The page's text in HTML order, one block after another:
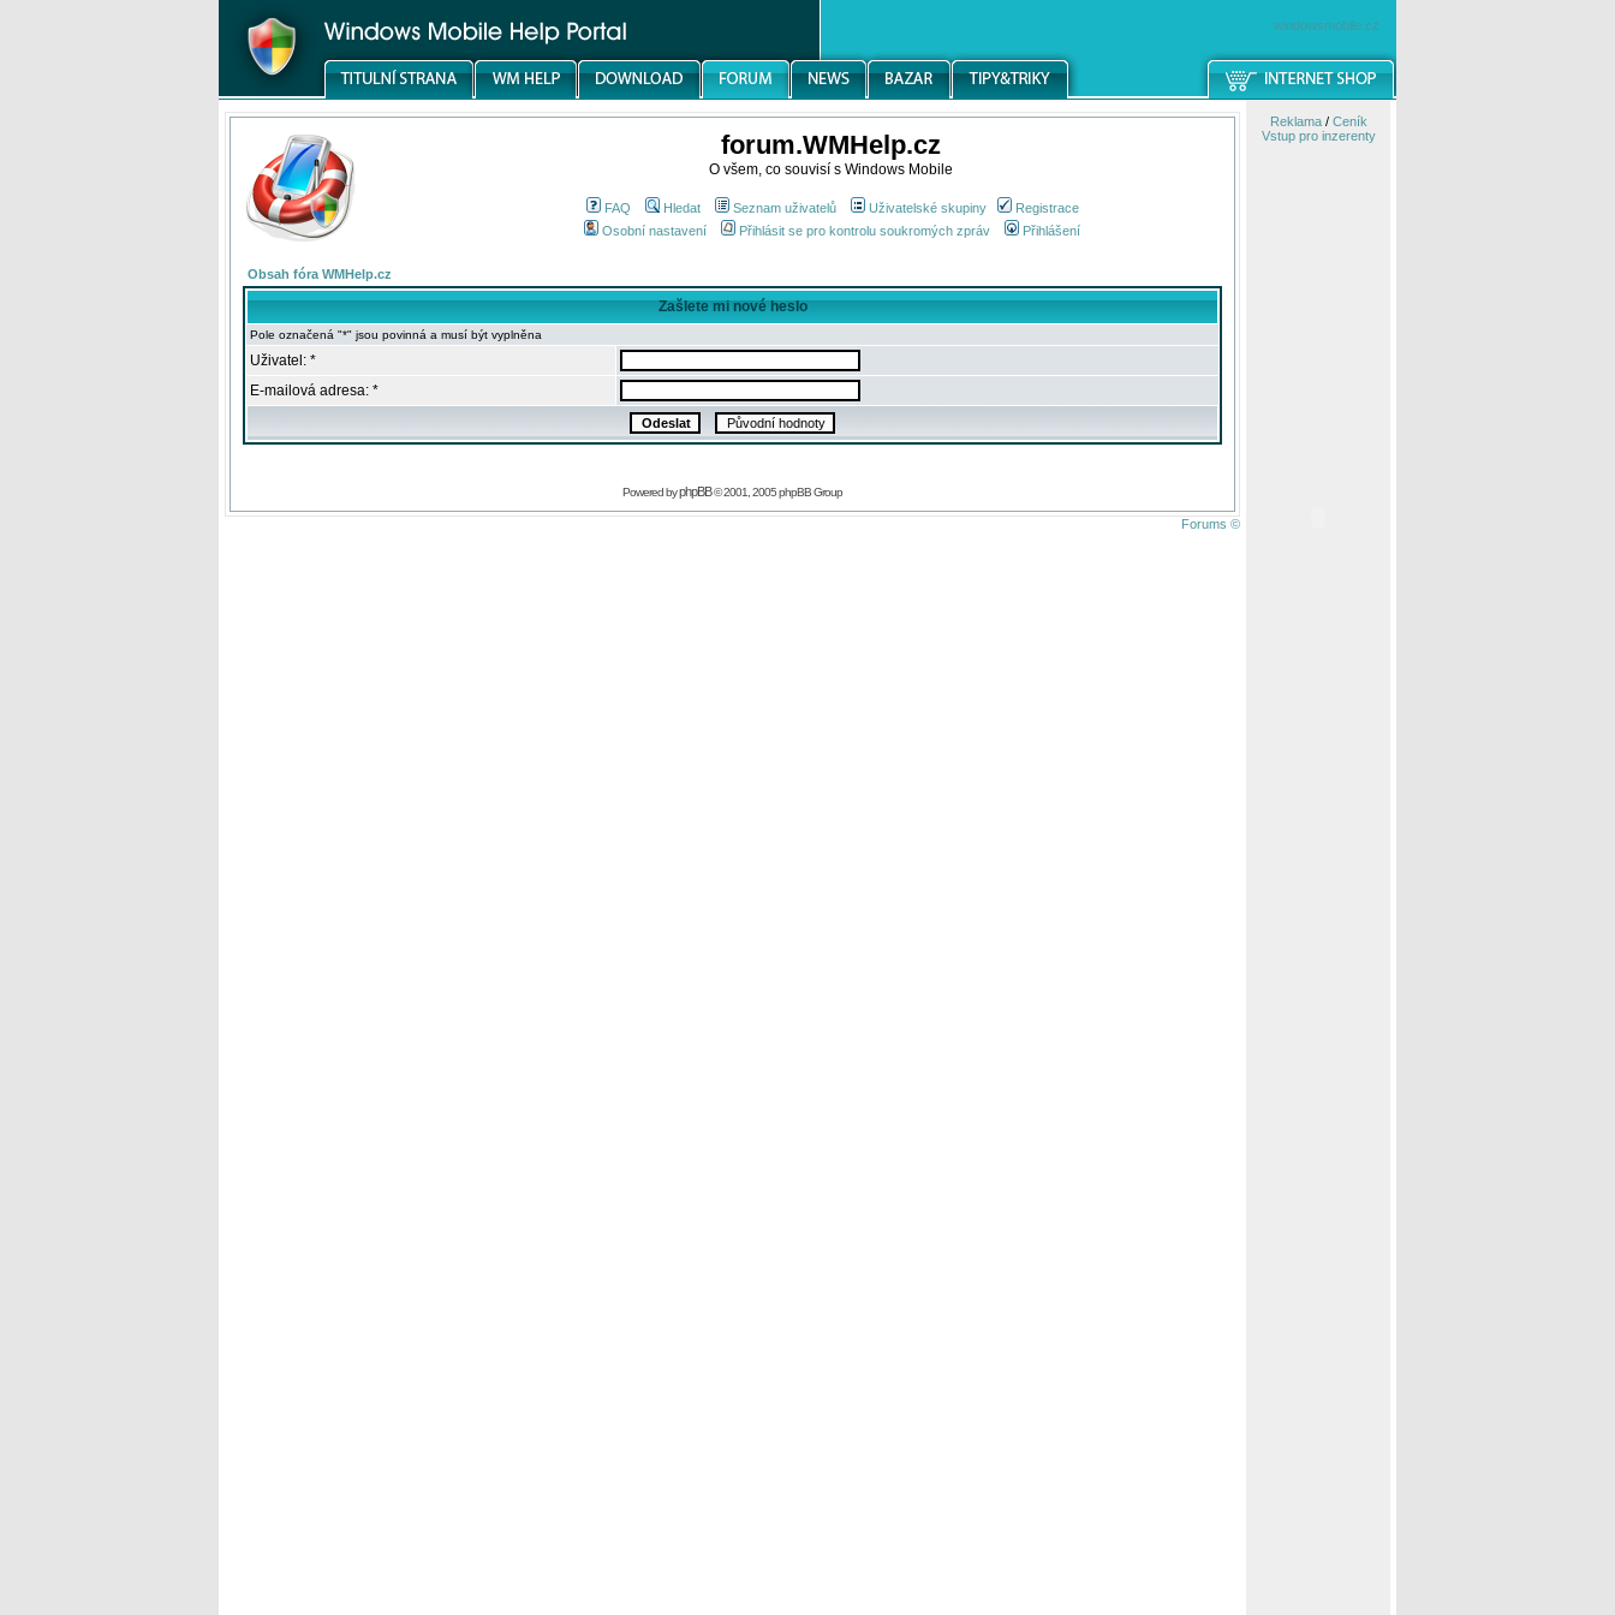
windowsmobile.cz
forum.WMHelp.cz
O všem, co souvisí s Windows Mobile
FAQ Hledat Seznam uživatelů Uživatelské skupiny
Registrace
Osobní nastavení
Přihlásit se pro kontrolu soukromých zpráv Přihlášení
Obsah fóra WMHelp.cz
Zašlete mi nové heslo
Pole označená "*" jsou povinná a musí být vyplněna
Uživatel: *
E-mailová adresa: *
Powered byphpBB© 2001, 2005 phpBB Group
Forums ©
Reklama/ Ceník
Vstup pro inzerenty